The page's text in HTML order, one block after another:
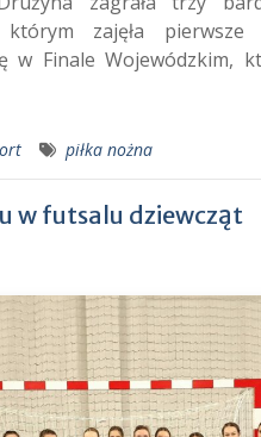
którym zajęła
w Finale Wojewódzkim,
piłka nożna
w futsalu dziewcząt